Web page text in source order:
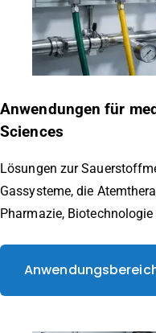
Anwendungen für
Sciences
Lösungen zur
Gassysteme, die
Pharmazie,